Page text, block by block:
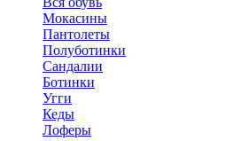
Мокасины
Пантолеты
Полуботинки
Сандалии
Ботинки
Угги
Кеды
Лоферы